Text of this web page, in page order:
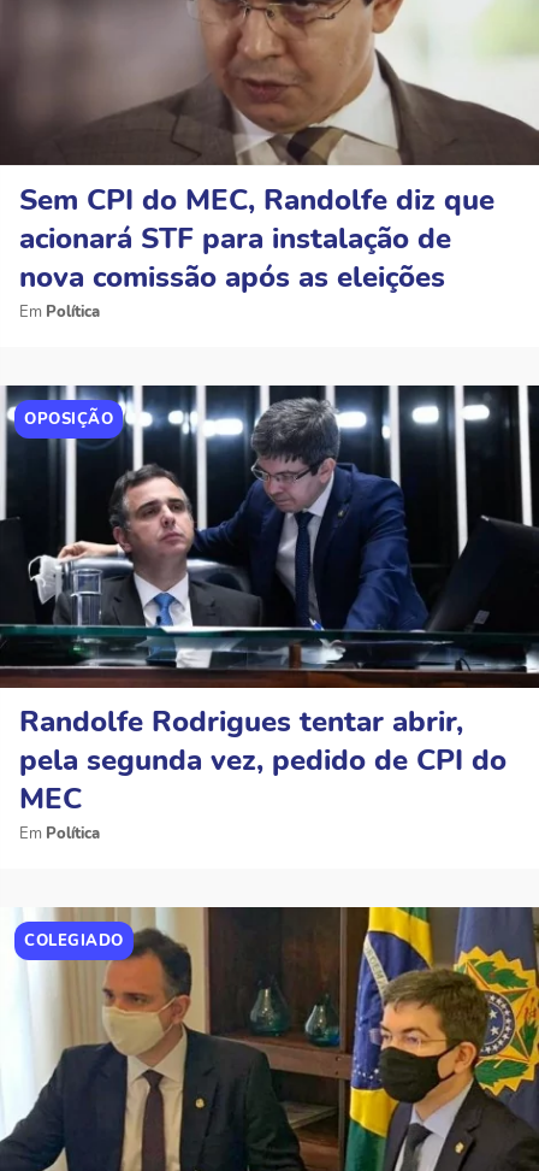
Sem CPI do MEC, Randolfe diz que
acionará STF para instalação de
nova comissão após as eleições
Política
OPOSIÇÃO
Randolfe Rodrigues tentar abrir,
pela segunda vez, pedido de CPI do
MEC
Política
COLEGIADO